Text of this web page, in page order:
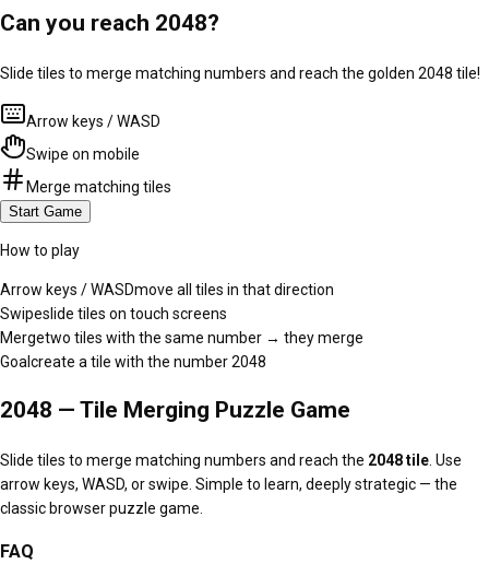
Can you reach 2048?
Slide tiles to merge matching numbers and reach the golden 2048 tile!
Arrow keys / WASD
Swipe on mobile
Merge matching tiles
Start Game
How to play
Arrow keys / WASDmove all tiles in that direction
Swipeslide tiles on touch screens
Mergetwo tiles with the same number → they merge
Goal create a tile with the number 2048
2048 — Tile Merging Puzzle Game
Slide tiles to merge matching numbers and reach the 2048 tile . Use
arrow keys, WASD, or swipe. Simple to learn, deeply strategic — the
classic browser puzzle game.
FAQ